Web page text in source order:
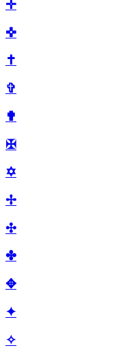
✛
✜
✝
✞
✟
✠
✡
✢
✣
✤
✥
✦
✧